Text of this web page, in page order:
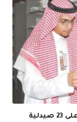
الغذاء والدواء السعودية تفرض غرامات على 23 صيدلية